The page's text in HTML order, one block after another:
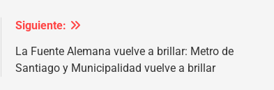
Siguiente:
La Fuente Alemana vuelve a brillar: Metro de
Santiago y Municipalidad vuelve a brillar